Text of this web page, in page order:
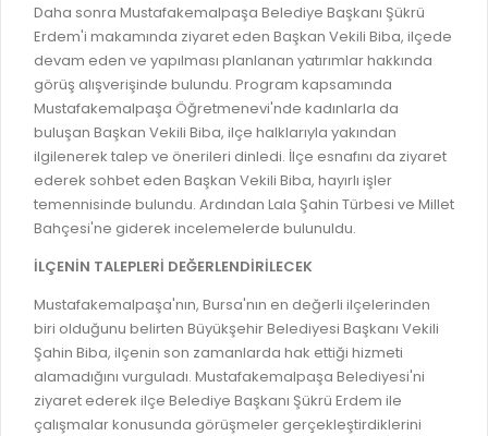
YÖNETİM SİSTEMLERİ
VİZYON & MİSYON
POLİTİKALARIMIZ
ENTEGRE YÖNETIM SISTEMI
KALITE BELGELERIMIZ
KVKK AYDINLATMA METNI
YÖNETMELIKLER / YÖNERGELER
KAMU HİZMET STANDARTLARI (KAHİS)
KURUM İÇİ UYGULAMALAR
E-DEVLET KAPISI
NÖBETÇİ ECZANELER
HAL FİYATLARI
SANAL TURLAR
KURUMLAR
RUHSATLI HAFRİYAT ALANLARI
ŞİKAYET TAKİBİ (KURUMLAR)
MÜHENDİS, MİMAR VE SÜRVEYAN KAYITLARI (İLÇE
MÜHENDİS, MİMAR VE SÜRVEYAN KAYITLARI
VEFAT KAYDI GİRİŞİ (İLÇE BELEDİYELER)
Daha sonra Mustafakemalpaşa Belediye Başkanı Şükrü
Erdem'i makamında ziyaret eden Başkan Vekili Biba, ilçede
devam eden ve yapılması planlanan yatırımlar hakkında
görüş alışverişinde bulundu. Program kapsamında
Mustafakemalpaşa Öğretmenevi'nde kadınlarla da
buluşan Başkan Vekili Biba, ilçe halklarıyla yakından
ilgilenerek talep ve önerileri dinledi. İlçe esnafını da ziyaret
ederek sohbet eden Başkan Vekili Biba, hayırlı işler
temennisinde bulundu. Ardından Lala Şahin Türbesi ve Millet
Bahçesi'ne giderek incelemelerde bulunuldu.
İLÇENİN TALEPLERİ DEĞERLENDİRİLECEK
Mustafakemalpaşa'nın, Bursa'nın en değerli ilçelerinden
biri olduğunu belirten Büyükşehir Belediyesi Başkanı Vekili
Şahin Biba, ilçenin son zamanlarda hak ettiği hizmeti
alamadığını vurguladı. Mustafakemalpaşa Belediyesi'ni
ziyaret ederek ilçe Belediye Başkanı Şükrü Erdem ile
çalışmalar konusunda görüşmeler gerçekleştirdiklerini